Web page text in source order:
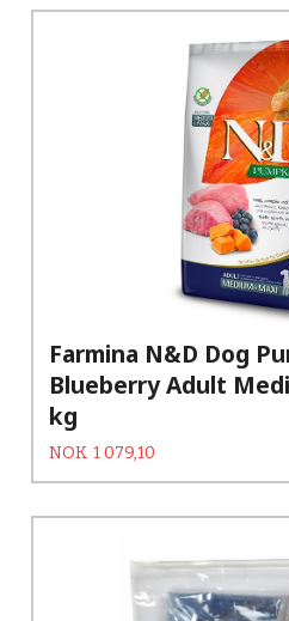
Farmina N&D Dog
Blueberry Adult
kg
Tilbud
NOK 1 079,10Rabatt